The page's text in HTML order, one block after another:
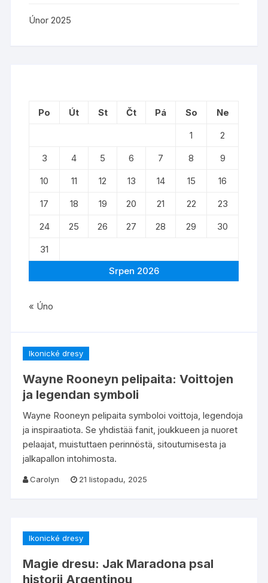
Ikonické dresy
Wayne Rooneyn pelipaita: Voittojen
ja legendan symboli
Wayne Rooneyn pelipaita symboloi voittoja, legendoja
ja inspiraatiota. Se yhdistää fanit, joukkueen ja nuoret
pelaajat, muistuttaen perinnöstä, sitoutumisesta ja
jalkapallon intohimosta.
Carolyn 21 listopadu, 2025
Ikonické dresy
Magie dresu: Jak Maradona psal
historii Argentinou
Únor 2025
Srpen 2026
Po Út St Čt Pá So
Ne
1
2
3
4 5 6 7 8
9
10
11 12 13 14 15
16
17
18 19 20 21 22
23
24
25 26 27 28 29
30
31
« Úno